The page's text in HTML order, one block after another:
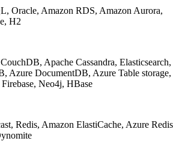
Oracle, Amazon RDS, Amazon Aurora,
H2
Apache Cassandra, Elasticsearch,
Azure DocumentDB, Azure Table storage,
Neo4j, HBase
Redis, Amazon ElastiCache, Azure Redis